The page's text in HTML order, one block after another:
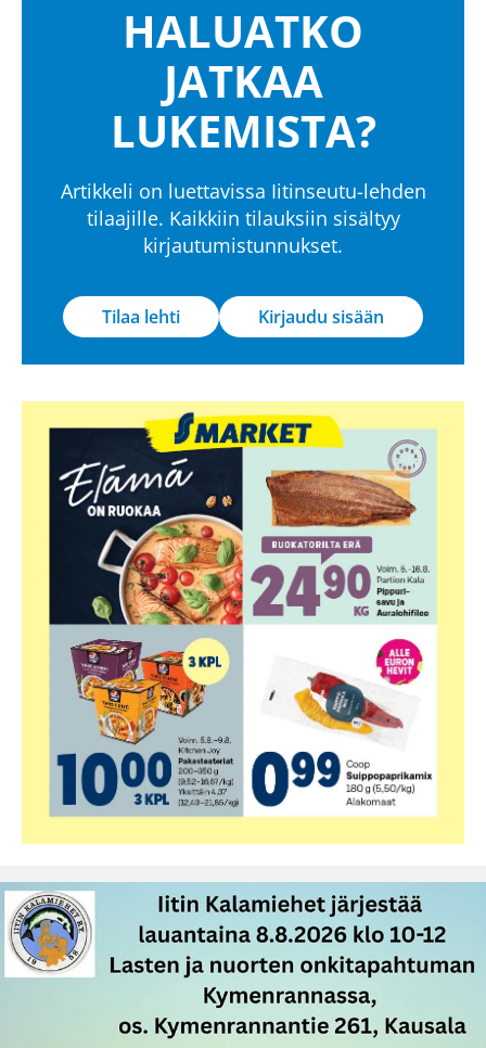
HALUATKO
JATKAA
LUKEMISTA?
Artikkeli on luettavissa Iitinseutu-lehden
tilaajille. Kaikkiin tilauksiin sisältyy
kirjautumistunnukset.
Tilaa lehti Kirjaudu sisään